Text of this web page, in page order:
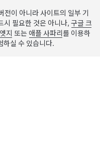
이 아니라 사이트의 일부 기
시 필요한 것은 아니나, 구글 크
지 또는 애플 사파리 를 이용하
하실 수 있습니다.